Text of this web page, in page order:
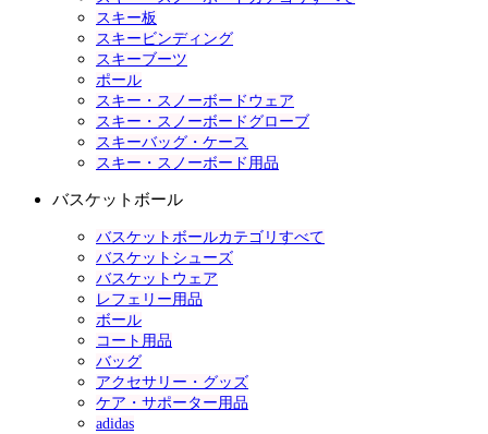
スキー板
スキービンディング
スキーブーツ
ポール
スキー・スノーボードウェア
スキー・スノーボードグローブ
スキーバッグ・ケース
スキー・スノーボード用品
バスケットボール
バスケットボールカテゴリすべて
バスケットシューズ
バスケットウェア
レフェリー用品
ボール
コート用品
バッグ
アクセサリー・グッズ
ケア・サポーター用品
adidas